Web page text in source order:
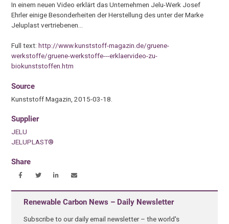
In einem neuen Video erklärt das Unternehmen Jelu-Werk Josef
Ehrler einige Besonderheiten der Herstellung des unter der Marke
Jeluplast vertriebenen…
Full text:http://www.kunststoff-magazin.de/gruene-
werkstoffe/gruene-werkstoffe---erklaervideo-zu-
biokunststoffen.htm
Source
Kunststoff Magazin, 2015-03-18.
Supplier
JELU
JELUPLAST®
Share
Renewable Carbon News – Daily Newsletter
Subscribe to our daily email newsletter – the world's